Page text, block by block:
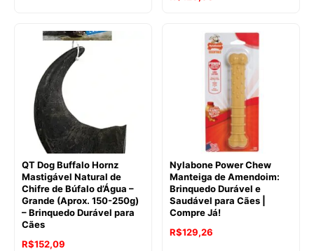
QT Dog Buffalo Hornz
Mastigável Natural de
Chifre de Búfalo d’Água –
Grande (Aprox. 150-250g)
– Brinquedo Durável para
Cães
R$152,09
Nylabone Power Chew
Manteiga de Amendoim:
Brinquedo Durável e
Saudável para Cães |
Compre Já!
R$129,26